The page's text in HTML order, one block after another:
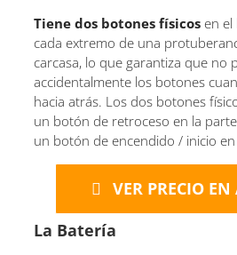
Tiene dos botones físicos en
cada extremo de una
carcasa, lo que garantiza que no
accidentalmente los botones
hacia atrás. Los dos botones
un botón de retroceso en la
un botón de encendido / inicio
VER PRECIO
La Batería